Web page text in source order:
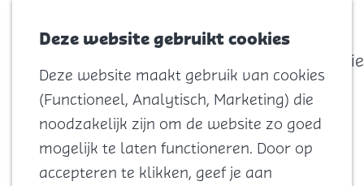
Deze website gebruikt cookies
Deze website maakt gebruik van cookies
(Functioneel, Analytisch, Marketing) die
noodzakelijk zijn om de website zo goed
mogelijk te laten functioneren. Door op
accepteren te klikken, geef je aan
Menu
Zoeken
Watersport
Eilandhistorie
Voor kids
Naar het
strand
Natuur